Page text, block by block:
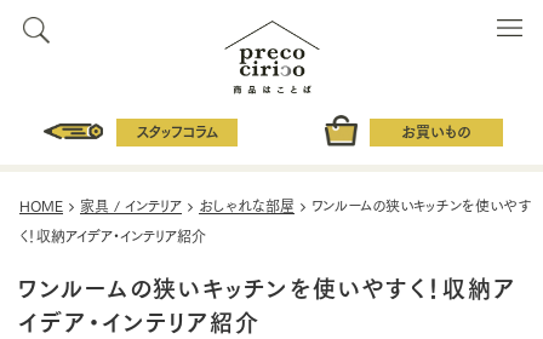
スタッフコラム お買いもの
HOME 家具 / インテリア おしゃれな部屋
ワンルームの狭いキッチンを使いやす
く！収納アイデア・インテリア紹介
ワンルームの狭いキッチンを使いやすく！収納ア
イデア・インテリア紹介